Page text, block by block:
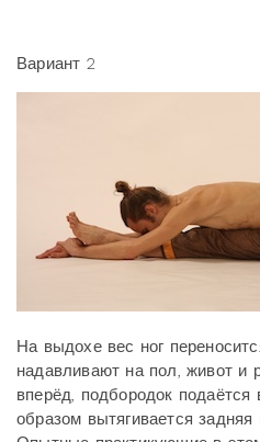
Вариант 2
На выдохе вес ног
надавливают на пол, живот и
вперёд, подбородок подаётся
образом вытягивается